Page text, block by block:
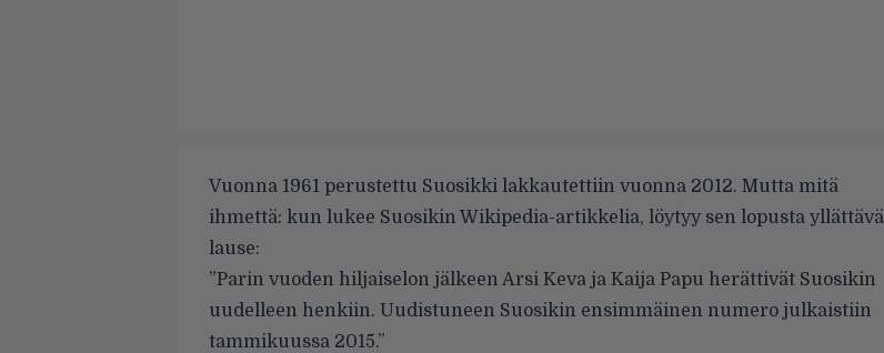
Vuonna 1961 perustettu Suosikki lakkautettiin vuonna 2012. Mutta mitä
ihmettä: kun lukee Suosikin Wikipedia-artikkelia, löytyy sen lopusta yllättävä
lause:
”Parin vuoden hiljaiselon jälkeen Arsi Keva ja Kaija Papu herättivät Suosikin
uudelleen henkiin. Uudistuneen Suosikin ensimmäinen numero julkaistiin
tammikuussa 2015.”